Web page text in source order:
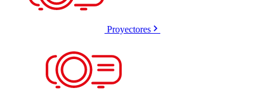
Proyectores